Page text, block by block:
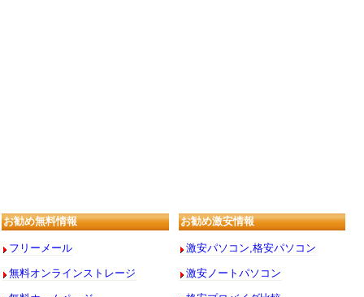
お勧め無料情報
フリーメール
無料オンラインストレージ
お勧め激安情報
激安パソコン,格安パソコン
激安ノートパソコン